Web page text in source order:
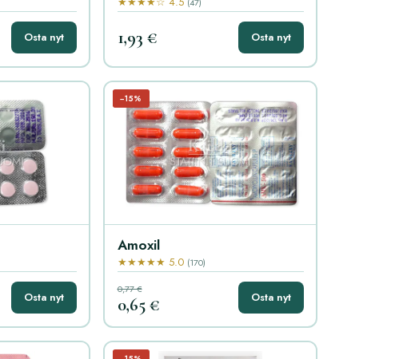
Osta nyt
(47)
1,93 € Osta nyt
Osta nyt
−15%
Amoxil
★★★★★ 5.0 (170)
0,77 €
0,65 € Osta nyt